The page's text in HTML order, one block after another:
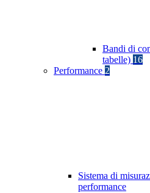
Bandi di
tabelle) 16
Performance 2
Sistema di
performance